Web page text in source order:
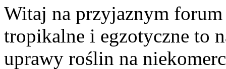
Witaj na przyjaznym
tropikalne i egzotyczne to
uprawy roślin na